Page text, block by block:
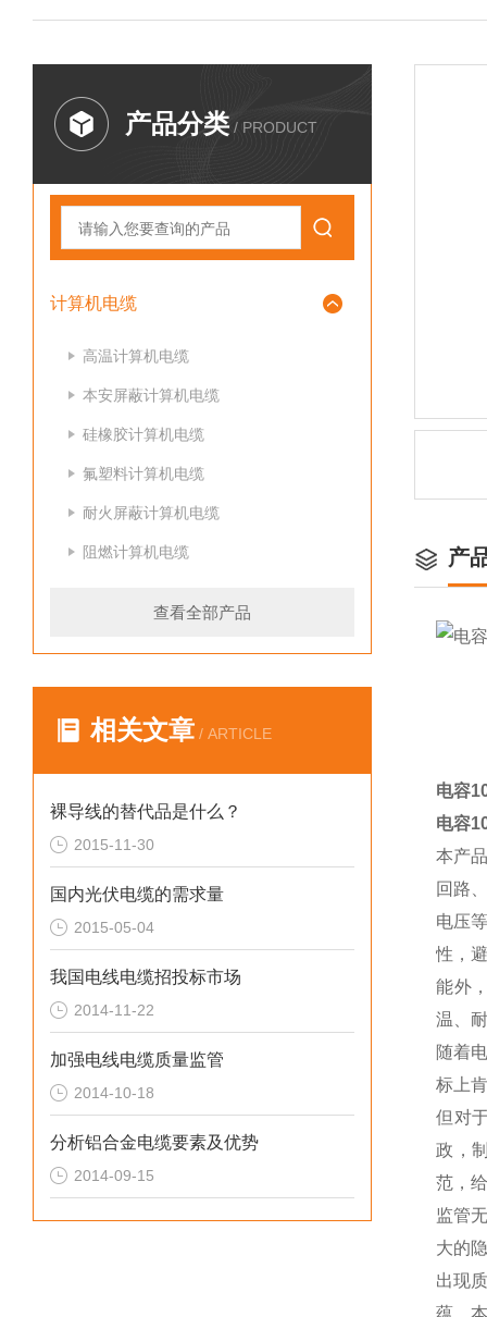
产品分类 / PRODUCT
计算机电缆
高温计算机电缆
本安屏蔽计算机电缆
硅橡胶计算机电缆
氟塑料计算机电缆
耐火屏蔽计算机电缆
阻燃计算机电缆
查看全部产品
相关文章 / ARTICLE
裸导线的替代品是什么？
2015-11-30
国内光伏电缆的需求量
2015-05-04
我国电线电缆招投标市场
2014-11-22
加强电线电缆质量监管
2014-10-18
分析铝合金电缆要素及优势
2014-09-15
产
电容
电容
本产
回路
电压
性，
能外
温、
随着
标上
但对
政，
范，
监管
大的
出现
蕴、